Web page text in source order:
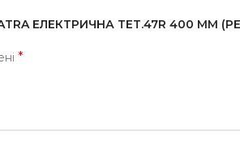
ЕЛЕКТРИЧНА TET.47R 400 ММ
*